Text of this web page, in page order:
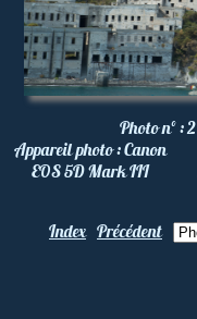
Photo nº :
Appareil photo :Canon
EOS 5D Mark III
Index Précédent